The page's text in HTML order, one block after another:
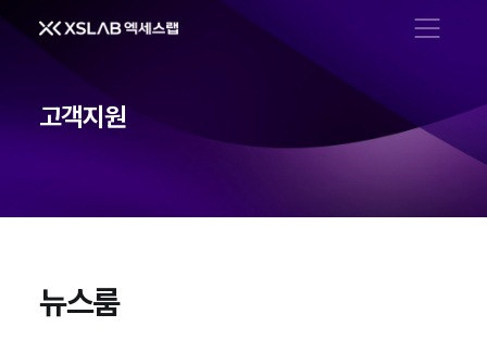
메뉴 열기
고객지원
뉴스룸